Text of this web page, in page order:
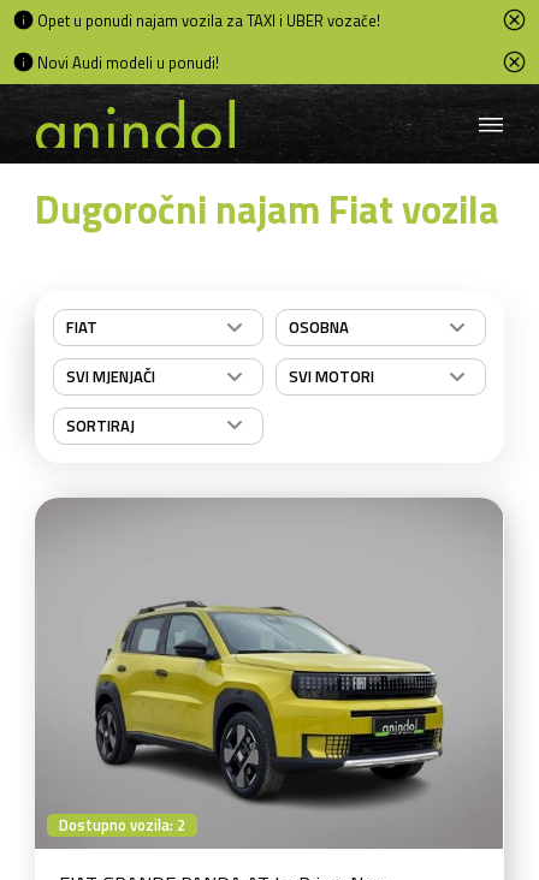
Opet u ponudi najam vozila za TAXI i UBER vozače!
Novi Audi modeli u ponudi!
Dugoročni najam Fiat vozila
FIAT OSOBNA
SVI MJENJAČI SVI MOTORI
SORTIRAJ
Dostupno vozila: 2